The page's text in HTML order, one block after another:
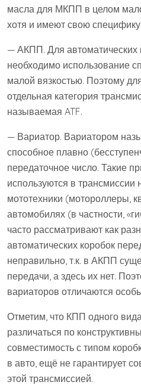
масла для МКПП в целом
хотя и имеют свою специфику.
— АКПП. Для автоматических
необходимо использование
малой вязкостью. Поэтому
отдельная категория
называемая ATF.
— Вариатор. Вариатором
способное плавно
передаточное число. Такие
используются в трансмиссии
мототехники (мотороллеры,
автомобилях (в частности,
часто рассматривают как
автоматических коробок
неправильно, т.к. в АКПП
передачи, а здесь их нет.
вариаторов отличаются
Отметим, что КПП одного
различаться по
совместимость с типом
в авто, ещё не гарантирует
этой трансмиссией.